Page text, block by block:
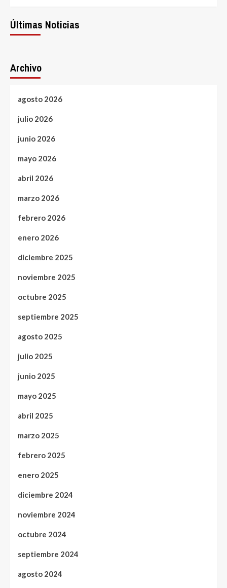
Últimas Noticias
Archivo
agosto 2026
julio 2026
junio 2026
mayo 2026
abril 2026
marzo 2026
febrero 2026
enero 2026
diciembre 2025
noviembre 2025
octubre 2025
septiembre 2025
agosto 2025
julio 2025
junio 2025
mayo 2025
abril 2025
marzo 2025
febrero 2025
enero 2025
diciembre 2024
noviembre 2024
octubre 2024
septiembre 2024
agosto 2024